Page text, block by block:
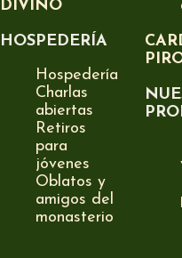
DIVINO
HOSPEDERÍA
Hospedería
Charlas
abiertas
Retiros
para
jóvenes
Oblatos y
amigos del
monasterio